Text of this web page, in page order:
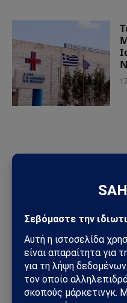
Instagram – Στο επίκεντρο
Μοτζτάμπα Χαμενεΐ: Η
δημοσιότητα – Το μήνυμα
ηγέτη του Ιράν
Πέθανε ο Νίκος